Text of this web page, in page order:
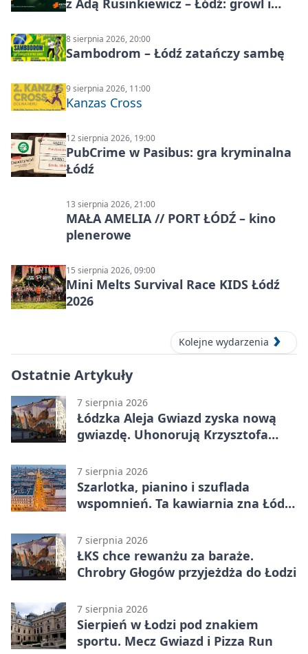
z Adą Rusinkiewicz – Łódź: growl i
8 sierpnia 2026, 20:00
Sambodrom – Łódź zatańczy sambę
9 sierpnia 2026, 11:00
Kanzas Cross
12 sierpnia 2026, 19:00
PubCrime w Pasibus: gra kryminalna
Łódź
13 sierpnia 2026, 21:00
MAŁA AMELIA // PORT ŁÓDŹ – kino
plenerowe
15 sierpnia 2026, 09:00
Mini Melts Survival Race KIDS Łódź
2026
Kolejne wydarzenia
Ostatnie Artykuły
7 sierpnia 2026
Łódzka Aleja Gwiazd zyska nową
gwiazdę. Uhonorują Krzysztofa
7 sierpnia 2026
Szarlotka, pianino i szuflada
wspomnień. Ta kawiarnia zna Łódź
7 sierpnia 2026
ŁKS chce rewanżu za baraże.
Chrobry Głogów przyjeżdża do Łodzi
7 sierpnia 2026
Sierpień w Łodzi pod znakiem
sportu. Mecz Gwiazd i Pizza Run